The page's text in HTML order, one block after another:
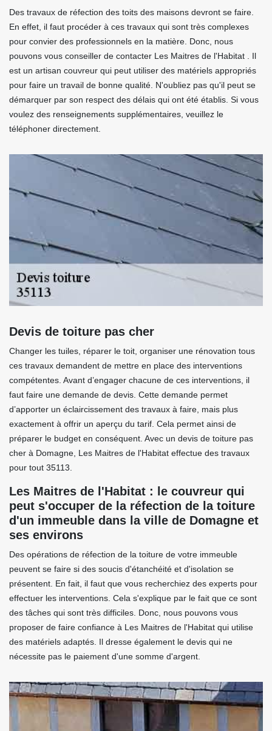
Des travaux de réfection des toits des maisons devront se faire.
En effet, il faut procéder à ces travaux qui sont très complexes
pour convier des professionnels en la matière. Donc, nous
pouvons vous conseiller de contacter Les Maitres de l'Habitat . Il
est un artisan couvreur qui peut utiliser des matériels appropriés
pour faire un travail de bonne qualité. N'oubliez pas qu'il peut se
démarquer par son respect des délais qui ont été établis. Si vous
voulez des renseignements supplémentaires, veuillez le
téléphoner directement.
Devis de toiture pas cher
Changer les tuiles, réparer le toit, organiser une rénovation tous
ces travaux demandent de mettre en place des interventions
compétentes. Avant d’engager chacune de ces interventions, il
faut faire une demande de devis. Cette demande permet
d’apporter un éclaircissement des travaux à faire, mais plus
exactement à offrir un aperçu du tarif. Cela permet ainsi de
préparer le budget en conséquent. Avec un devis de toiture pas
cher à Domagne, Les Maitres de l'Habitat effectue des travaux
pour tout 35113.
Les Maitres de l'Habitat : le couvreur qui
peut s'occuper de la réfection de la toiture
d'un immeuble dans la ville de Domagne et
ses environs
Des opérations de réfection de la toiture de votre immeuble
peuvent se faire si des soucis d'étanchéité et d'isolation se
présentent. En fait, il faut que vous recherchiez des experts pour
effectuer les interventions. Cela s'explique par le fait que ce sont
des tâches qui sont très difficiles. Donc, nous pouvons vous
proposer de faire confiance à Les Maitres de l'Habitat qui utilise
des matériels adaptés. Il dresse également le devis qui ne
nécessite pas le paiement d'une somme d'argent.